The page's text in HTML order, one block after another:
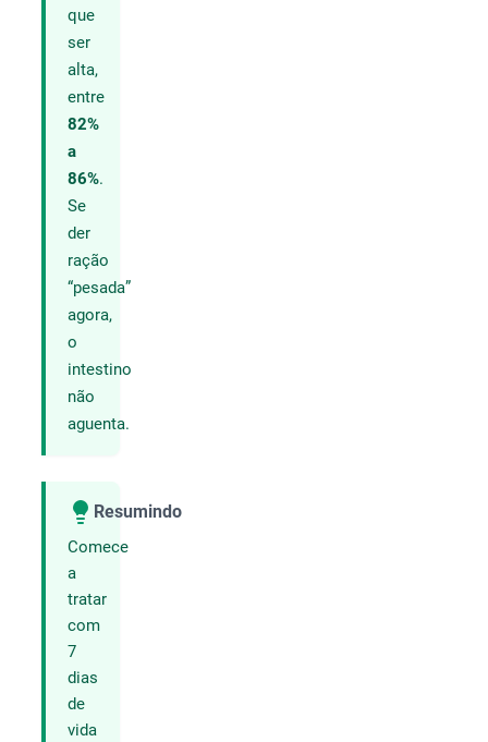
que
ser
alta,
entre
82%
a
86%.
Se
der
ração
“pesada”
agora,
o
intestino
não
aguenta.
Resumindo
Comece
a
tratar
com
7
dias
de
vida